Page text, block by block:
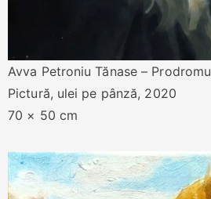
Avva Petroniu Tănase –
Pictură, ulei pe pânză, 2020
70 × 50 cm